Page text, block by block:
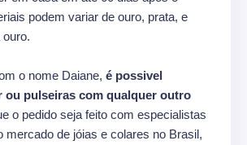
podem variar de ouro, prata, e
ouro.
o nome Daiane, é possivel
ou pulseiras com qualquer outro
o pedido seja feito com especialistas
mercado de jóias e colares no Brasil,